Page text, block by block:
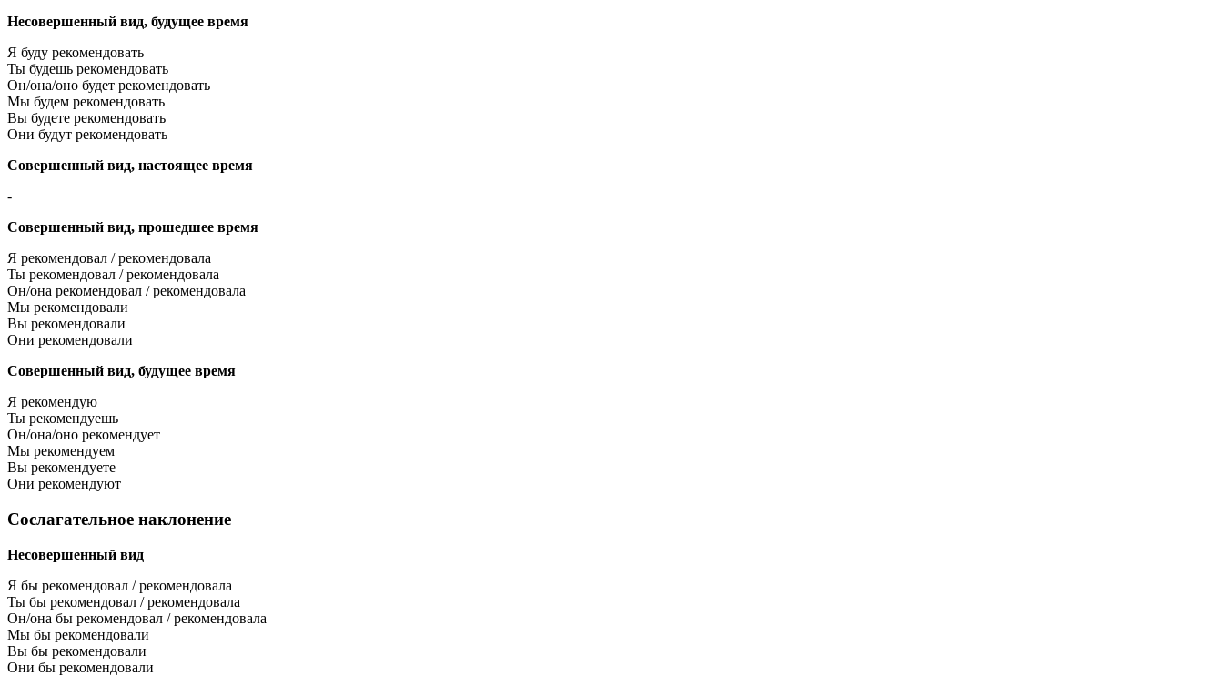
Несовершенный вид, будущее время
Я буду рекомендовать
Ты будешь рекомендовать
Он/она/оно будет рекомендовать
Мы будем рекомендовать
Вы будете рекомендовать
Они будут рекомендовать
Совершенный вид, настоящее время
-
Совершенный вид, прошедшее время
Я рекомендовал / рекомендовала
Ты рекомендовал / рекомендовала
Он/она рекомендовал / рекомендовала
Мы рекомендовали
Вы рекомендовали
Они рекомендовали
Совершенный вид, будущее время
Я рекомендую
Ты рекомендуешь
Он/она/оно рекомендует
Мы рекомендуем
Вы рекомендуете
Они рекомендуют
Сослагательное наклонение
Несовершенный вид
Я бы рекомендовал / рекомендовала
Ты бы рекомендовал / рекомендовала
Он/она бы рекомендовал / рекомендовала
Мы бы рекомендовали
Вы бы рекомендовали
Они бы рекомендовали